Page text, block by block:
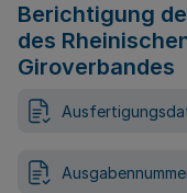
Berichtigung
des
Giroverbandes